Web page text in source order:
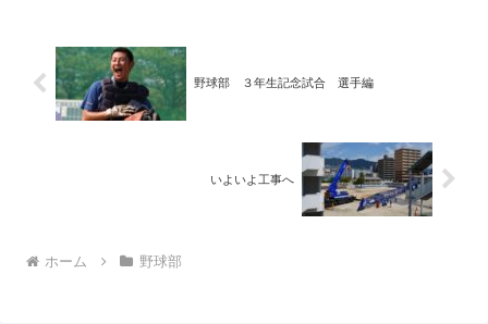
野球部 ３年生記念試合 選手編
いよいよ工事へ
ホーム 野球部